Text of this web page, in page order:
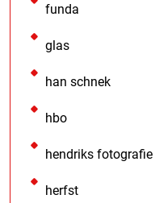
funda
glas
han schnek
hbo
hendriks fotografie
herfst